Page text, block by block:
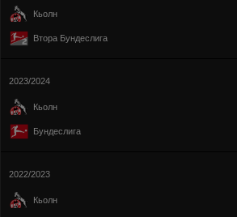
Кьолн
Втора Бундеслига
2023/2024
Кьолн
Бундеслига
2022/2023
Кьолн